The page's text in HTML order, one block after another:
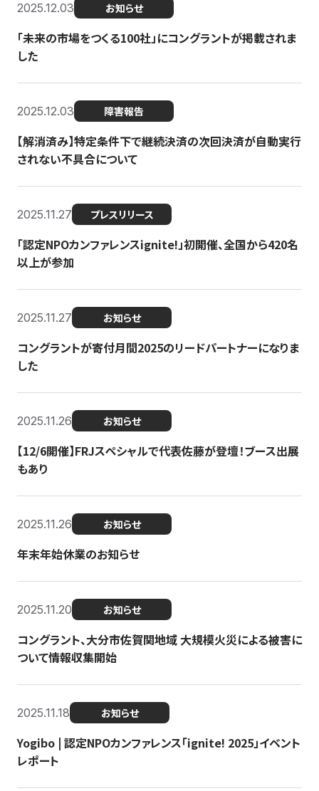
2025.12.03 お知らせ
「未来の市場をつくる100社」にコングラントが掲載されま
した
2025.12.03 障害報告
【解消済み】特定条件下で継続決済の次回決済が自動実行
されない不具合について
2025.11.27 プレスリリース
「認定NPOカンファレンスignite!」初開催、全国から420名
以上が参加
2025.11.27 お知らせ
コングラントが寄付月間2025のリードパートナーになりま
した
2025.11.26 お知らせ
【12/6開催】FRJスペシャルで代表佐藤が登壇！ブース出展
もあり
2025.11.26 お知らせ
年末年始休業のお知らせ
2025.11.20 お知らせ
コングラント、大分市佐賀関地域 大規模火災による被害に
ついて情報収集開始
2025.11.18 お知らせ
Yogibo | 認定NPOカンファレンス「ignite! 2025」イベント
レポート